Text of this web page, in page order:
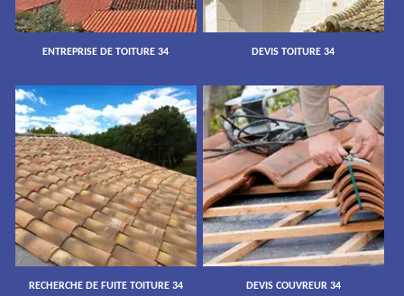
ENTREPRISE DE TOITURE 34 DEVIS TOITURE 34
RECHERCHE DE FUITE TOITURE 34 DEVIS COUVREUR 34